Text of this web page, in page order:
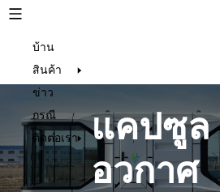
บ้าน
สินค้า
ข่าว
กรณี
ติดต่อเรา
แคปซูล
อวกาศ